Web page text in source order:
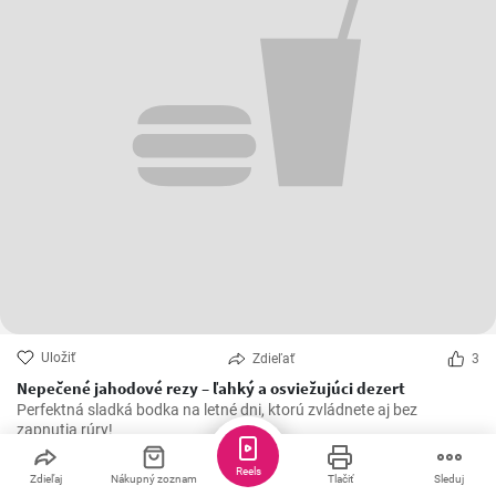
Uložiť Zdieľať 3
Nepečené jahodové rezy – ľahký a osviežujúci dezert
Perfektná sladká bodka na letné dni, ktorú zvládnete aj bez
zapnutia rúry!
Zdieľaj Nákupný zoznam Tlačiť Sleduj
Reels